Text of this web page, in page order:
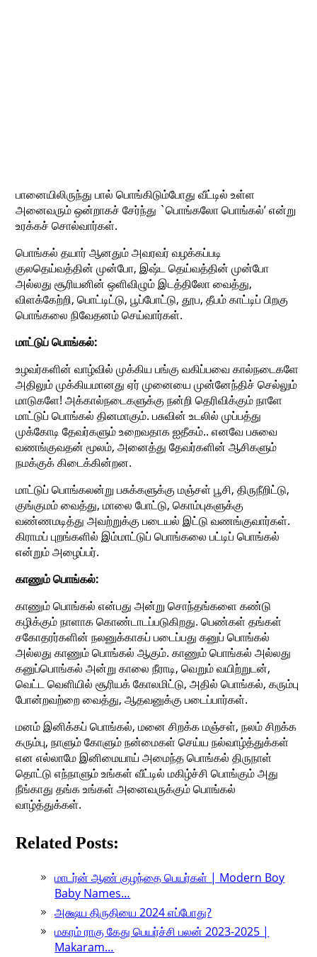
பானையிலிருந்து பால் பொங்கிடும்போது வீட்டில் உள்ள
அனைவரும் ஒன்றாகச் சேர்ந்து `பொங்கலோ பொங்கல்’ என்று
உரக்கச் சொல்வார்கள்.
பொங்கல் தயார் ஆனதும் அவரவர் வழக்கப்படி
குலதெய்வத்தின் முன்போ, இஷ்ட தெய்வத்தின் முன்போ
அல்லது சூரியனின் ஒளிவிழும் இடத்திலோ வைத்து,
விளக்கேற்றி, பொட்டிட்டு, பூப்போட்டு, தூப, தீபம் காட்டிப் பிறகு
பொங்கலை நிவேதனம் செய்வார்கள்.
மாட்டுப் பொங்கல்:
உழவர்களின் வாழ்வில் முக்கிய பங்கு வகிப்பவை கால்நடைகளே
அதிலும் முக்கியமானது ஏர் முனையை முன்னேந்திச் செல்லும்
மாடுகளே! அக்கால்நடைகளுக்கு நன்றி தெரிவிக்கும் நாளே
மாட்டுப் பொங்கல் தினமாகும். பசுவின் உடலில் முப்பத்து
முக்கோடி தேவர்களும் உறைவதாக ஐதீகம்.. எனவே பசுவை
வணங்குவதன் மூலம், அனைத்து தேவர்களின் ஆசிகளும்
நமக்குக் கிடைக்கின்றன.
மாட்டுப் பொங்கலன்று பசுக்களுக்கு மஞ்சள் பூசி, திருநீறிட்டு,
குங்குமம் வைத்து, மாலை போட்டு, கொம்புகளுக்கு
வண்ணமடித்து அவற்றுக்கு படையல் இட்டு வணங்குவார்கள்.
கிராமப் புறங்களில் இம்மாட்டுப் பொங்கலை பட்டிப் பொங்கல்
என்றும் அழைப்பர்.
காணும் பொங்கல்:
காணும் பொங்கல் என்பது அன்று சொந்தங்களை கண்டு
கழிக்கும் நாளாக கொண்டாடப்படுகிறது. பெண்கள் தங்கள்
சகோதரர்களின் நலனுக்காகப் படைப்பது கனுப் பொங்கல்
அல்லது காணும் பொங்கல் ஆகும். காணும் பொங்கல் அல்லது
கனுப்பொங்கல் அன்று காலை நீராடி, வெறும் வயிற்றுடன்,
வெட்ட வெளியில் சூரியக் கோலமிட்டு, அதில் பொங்கல், கரும்பு
போன்றவற்றை வைத்து, ஆதவனுக்கு படைப்பார்கள்.
மனம் இனிக்கப் பொங்கல், மனை சிறக்க மஞ்சள், நலம் சிறக்க
கரும்பு, நாளும் கோளும் நன்மைகள் செய்ய நல்வாழ்த்துக்கள்
என எல்லாமே இனிமையாய் அமைந்த பொங்கல் திருநாள்
தொட்டு எந்நாளும் உங்கள் வீட்டில் மகிழ்ச்சி பொங்கும் அது
நீங்காது தங்க உங்கள் அனைவருக்கும் பொங்கல்
வாழ்த்துக்கள்.
Related Posts:
மாடர்ன் ஆண் குழந்தை பெயர்கள் | Modern Boy
Baby Names…
அக்ஷய திருதியை 2024 எப்போது?
மகரம் ராகு கேது பெயர்ச்சி பலன் 2023-2025 |
Makaram…